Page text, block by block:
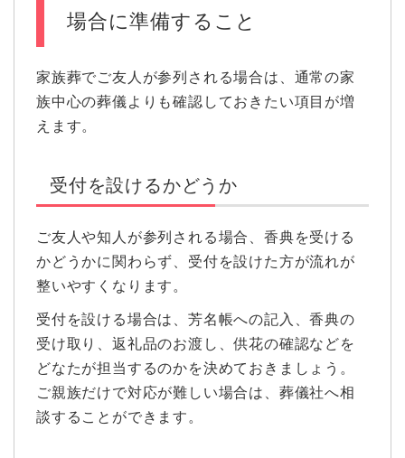
場合に準備すること
家族葬でご友人が参列される場合は、通常の家
族中心の葬儀よりも確認しておきたい項目が増
えます。
受付を設けるかどうか
ご友人や知人が参列される場合、香典を受ける
かどうかに関わらず、受付を設けた方が流れが
整いやすくなります。
受付を設ける場合は、芳名帳への記入、香典の
受け取り、返礼品のお渡し、供花の確認などを
どなたが担当するのかを決めておきましょう。
ご親族だけで対応が難しい場合は、葬儀社へ相
談することができます。